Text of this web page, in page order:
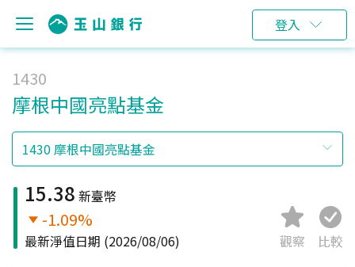
登入
1430
摩根中國亮點基金
15.38 新臺幣
-1.09%
最新淨值日期 (2026/08/06) 觀察 比較